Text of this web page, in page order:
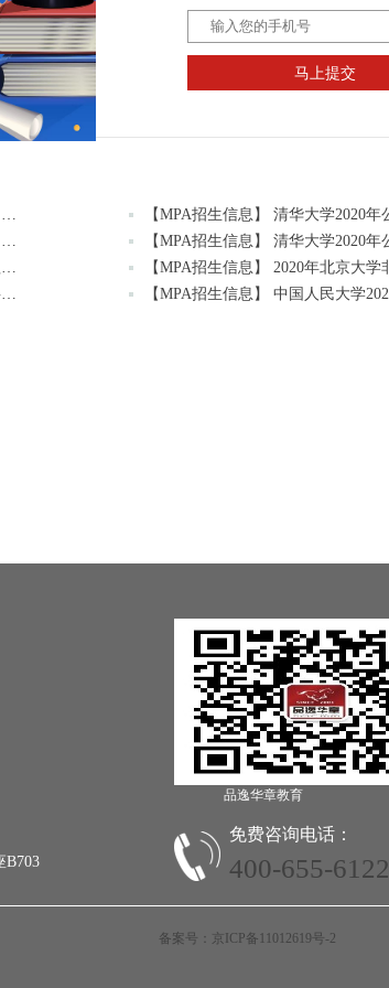
马上提交
【MPA招生信息】 清华大学2020年公共管理硕士（MPA双证）研究生招生通知
【MPA招生信息】 清华大学2020年公共管理硕士（MPA双证-公益慈善与社会治理方向）招生简章
【MPA招生信息】 2020年北京大学全日制公共管理硕士（MPA ）定向新疆招生简章
【MPA招生信息】 中国社会科学院大学2020年公共管理硕士（MPA）研究生招生简章
B703
品逸华章教育
免费咨询电话：
400-655-6122
备案号：京ICP备11012619号-2